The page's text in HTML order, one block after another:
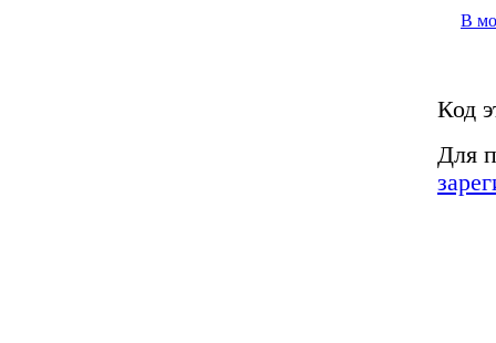
В
Код
Для